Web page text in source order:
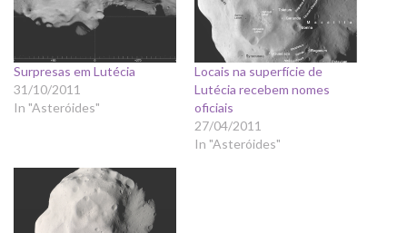
Surpresas em Lutécia
31/10/2011
In "Asteróides"
Locais na superfície de
Lutécia recebem nomes
oficiais
27/04/2011
In "Asteróides"